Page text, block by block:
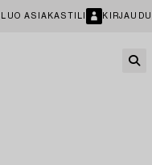
LUO ASIAKASTILI KIRJAUDU